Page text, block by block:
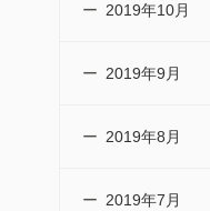
2019年10月
2019年9月
2019年8月
2019年7月